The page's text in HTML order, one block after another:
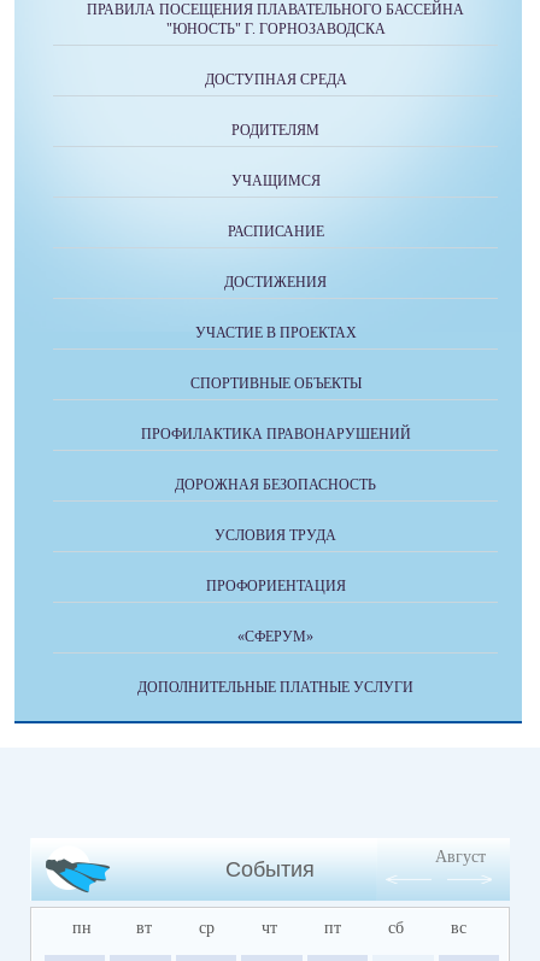
ПРАВИЛА ПОСЕЩЕНИЯ ПЛАВАТЕЛЬНОГО БАССЕЙНА
"ЮНОСТЬ" Г. ГОРНОЗАВОДСКА
ДОСТУПНАЯ СРЕДА
РОДИТЕЛЯМ
УЧАЩИМСЯ
РАСПИСАНИЕ
ДОСТИЖЕНИЯ
УЧАСТИЕ В ПРОЕКТАХ
СПОРТИВНЫЕ ОБЪЕКТЫ
ПРОФИЛАКТИКА ПРАВОНАРУШЕНИЙ
ДОРОЖНАЯ БЕЗОПАСНОСТЬ
УСЛОВИЯ ТРУДА
ПРОФОРИЕНТАЦИЯ
«СФЕРУМ»
ДОПОЛНИТЕЛЬНЫЕ ПЛАТНЫЕ УСЛУГИ
События
Август
пн вт ср чт пт сб вс